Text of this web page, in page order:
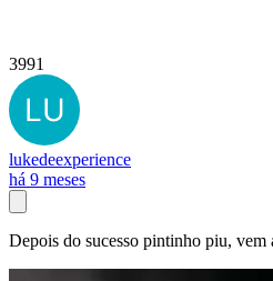
3991
lukedeexperience
há 9 meses
Depois do sucesso pintinho piu,